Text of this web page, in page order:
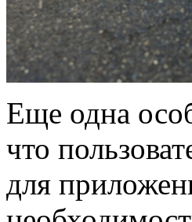
Еще одна
что
для